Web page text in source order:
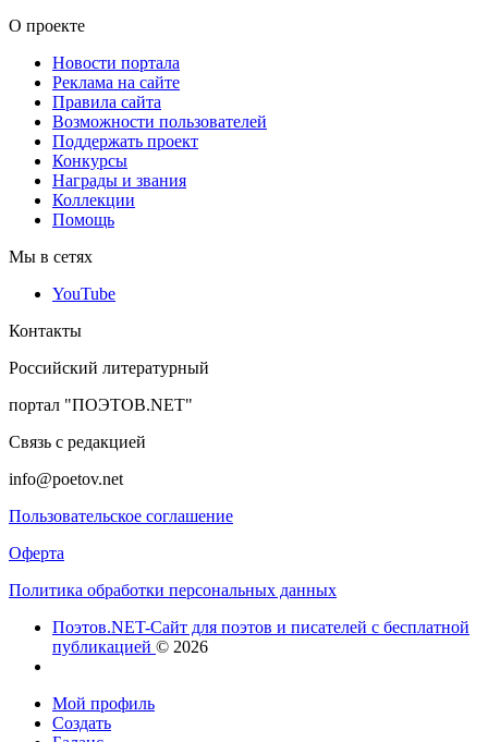
О проекте
Новости портала
Реклама на сайте
Правила сайта
Возможности пользователей
Поддержать проект
Конкурсы
Награды и звания
Коллекции
Помощь
Мы в сетях
YouTube
Контакты
Российский литературный
портал "ПОЭТОВ.NET"
Связь с редакцией
info@poetov.net
Пользовательское соглашение
Оферта
Политика обработки персональных данных
Поэтов.NET-Сайт для поэтов и писателей с бесплатной
публикацией © 2026
Мой профиль
Создать